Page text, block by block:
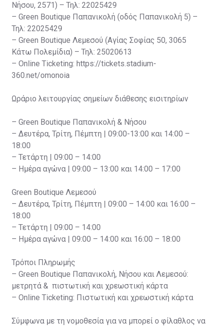
Νήσου, 2571) – Τηλ: 22025429
– Green Boutique Παπανικολή (οδός Παπανικολή 5) –
Τηλ: 22025429
– Green Boutique Λεμεσού (Αγίας Σοφίας 50, 3065
Κάτω Πολεμίδια) – Τηλ: 25020613
– Online Ticketing: https://tickets.stadium-
360.net/omonoia
Ωράριο λειτουργίας σημείων διάθεσης εισιτηρίων
– Green Boutique Παπανικολή & Νήσου
– Δευτέρα, Τρίτη, Πέμπτη | 09:00-13:00 και 14:00 –
18:00
– Τετάρτη | 09:00 – 14:00
– Ημέρα αγώνα | 09:00 – 13:00 και 14:00 – 17:00
Green Boutique Λεμεσού
– Δευτέρα, Τρίτη, Πέμπτη | 09:00 – 14:00 και 16:00 –
18:00
– Τετάρτη | 09:00 – 14:00
– Ημέρα αγώνα | 09:00 – 14:00 και 16:00 – 18:00
Τρόποι Πληρωμής
– Green Boutique Παπανικολή, Νήσου και Λεμεσού:
μετρητά & πιστωτική και χρεωστική κάρτα
– Online Ticketing: Πιστωτική και χρεωστική κάρτα
Σύμφωνα με τη νομοθεσία για να μπορεί ο φίλαθλος να